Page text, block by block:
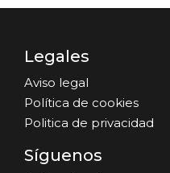
Legales
Aviso legal
Política de cookies
Politica de privacidad
Síguenos